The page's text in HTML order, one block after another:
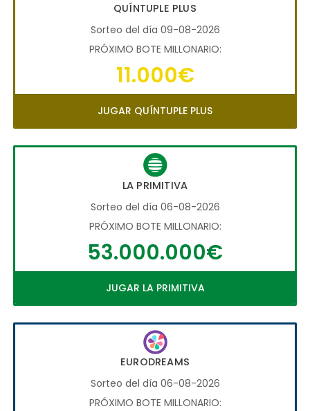
QUÍNTUPLE PLUS
Sorteo del día 09-08-2026
PRÓXIMO BOTE MILLONARIO:
11.000€
JUGAR QUÍNTUPLE PLUS
LA PRIMITIVA
Sorteo del día 06-08-2026
PRÓXIMO BOTE MILLONARIO:
53.000.000€
JUGAR LA PRIMITIVA
EURODREAMS
Sorteo del día 06-08-2026
PRÓXIMO BOTE MILLONARIO: